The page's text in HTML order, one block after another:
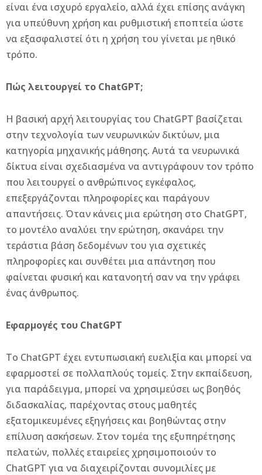
είναι ένα ισχυρό εργαλείο, αλλά έχει επίσης ανάγκη
για υπεύθυνη χρήση και ρυθμιστική εποπτεία ώστε
να εξασφαλιστεί ότι η χρήση του γίνεται με ηθικό
τρόπο.
Πώς λειτουργεί το ChatGPT;
Η βασική αρχή λειτουργίας του ChatGPT βασίζεται
στην τεχνολογία των νευρωνικών δικτύων, μια
κατηγορία μηχανικής μάθησης. Αυτά τα νευρωνικά
δίκτυα είναι σχεδιασμένα να αντιγράφουν τον τρόπο
που λειτουργεί ο ανθρώπινος εγκέφαλος,
επεξεργάζονται πληροφορίες και παράγουν
απαντήσεις. Όταν κάνεις μια ερώτηση στο ChatGPT,
το μοντέλο αναλύει την ερώτηση, σκανάρει την
τεράστια βάση δεδομένων του για σχετικές
πληροφορίες και συνθέτει μια απάντηση που
φαίνεται φυσική και κατανοητή σαν να την γράφει
ένας άνθρωπος.
Εφαρμογές του ChatGPT
Το ChatGPT έχει εντυπωσιακή ευελιξία και μπορεί να
εφαρμοστεί σε πολλαπλούς τομείς. Στην εκπαίδευση,
για παράδειγμα, μπορεί να χρησιμεύσει ως βοηθός
διδασκαλίας, παρέχοντας στους μαθητές
εξατομικευμένες εξηγήσεις και βοηθώντας στην
επίλυση ασκήσεων. Στον τομέα της εξυπηρέτησης
πελατών, πολλές εταιρείες χρησιμοποιούν το
ChatGPT για να διαχειρίζονται συνομιλίες με